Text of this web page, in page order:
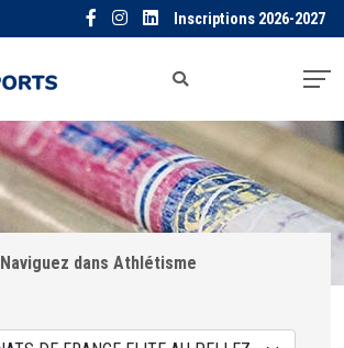
Inscriptions 2026-2027
Naviguez dans Athlétisme